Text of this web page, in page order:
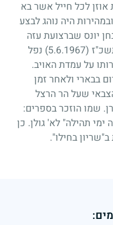
אוזן לכל חייל אשר בא
היה נוהג לבצע
יונס שברצועת עזה
(5.6.1967)
נפל
על עמדת האויב.
בבארי ולאחר זמן
שעל הר הרצל
שמו הוזכר בספרים:
תהילה" לא' גולן. כן
בחילו".